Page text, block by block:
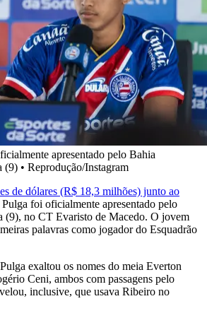
apresentado pelo Bahia
(9) • Reprodução/Instagram
de dólares (R$ 18,3 milhões) junto ao
foi oficialmente apresentado pelo
(9), no CT Evaristo de Macedo. O jovem
palavras como jogador do Esquadrão
exaltou os nomes do meia Everton
Ceni, ambos com passagens pelo
inclusive, que usava Ribeiro no